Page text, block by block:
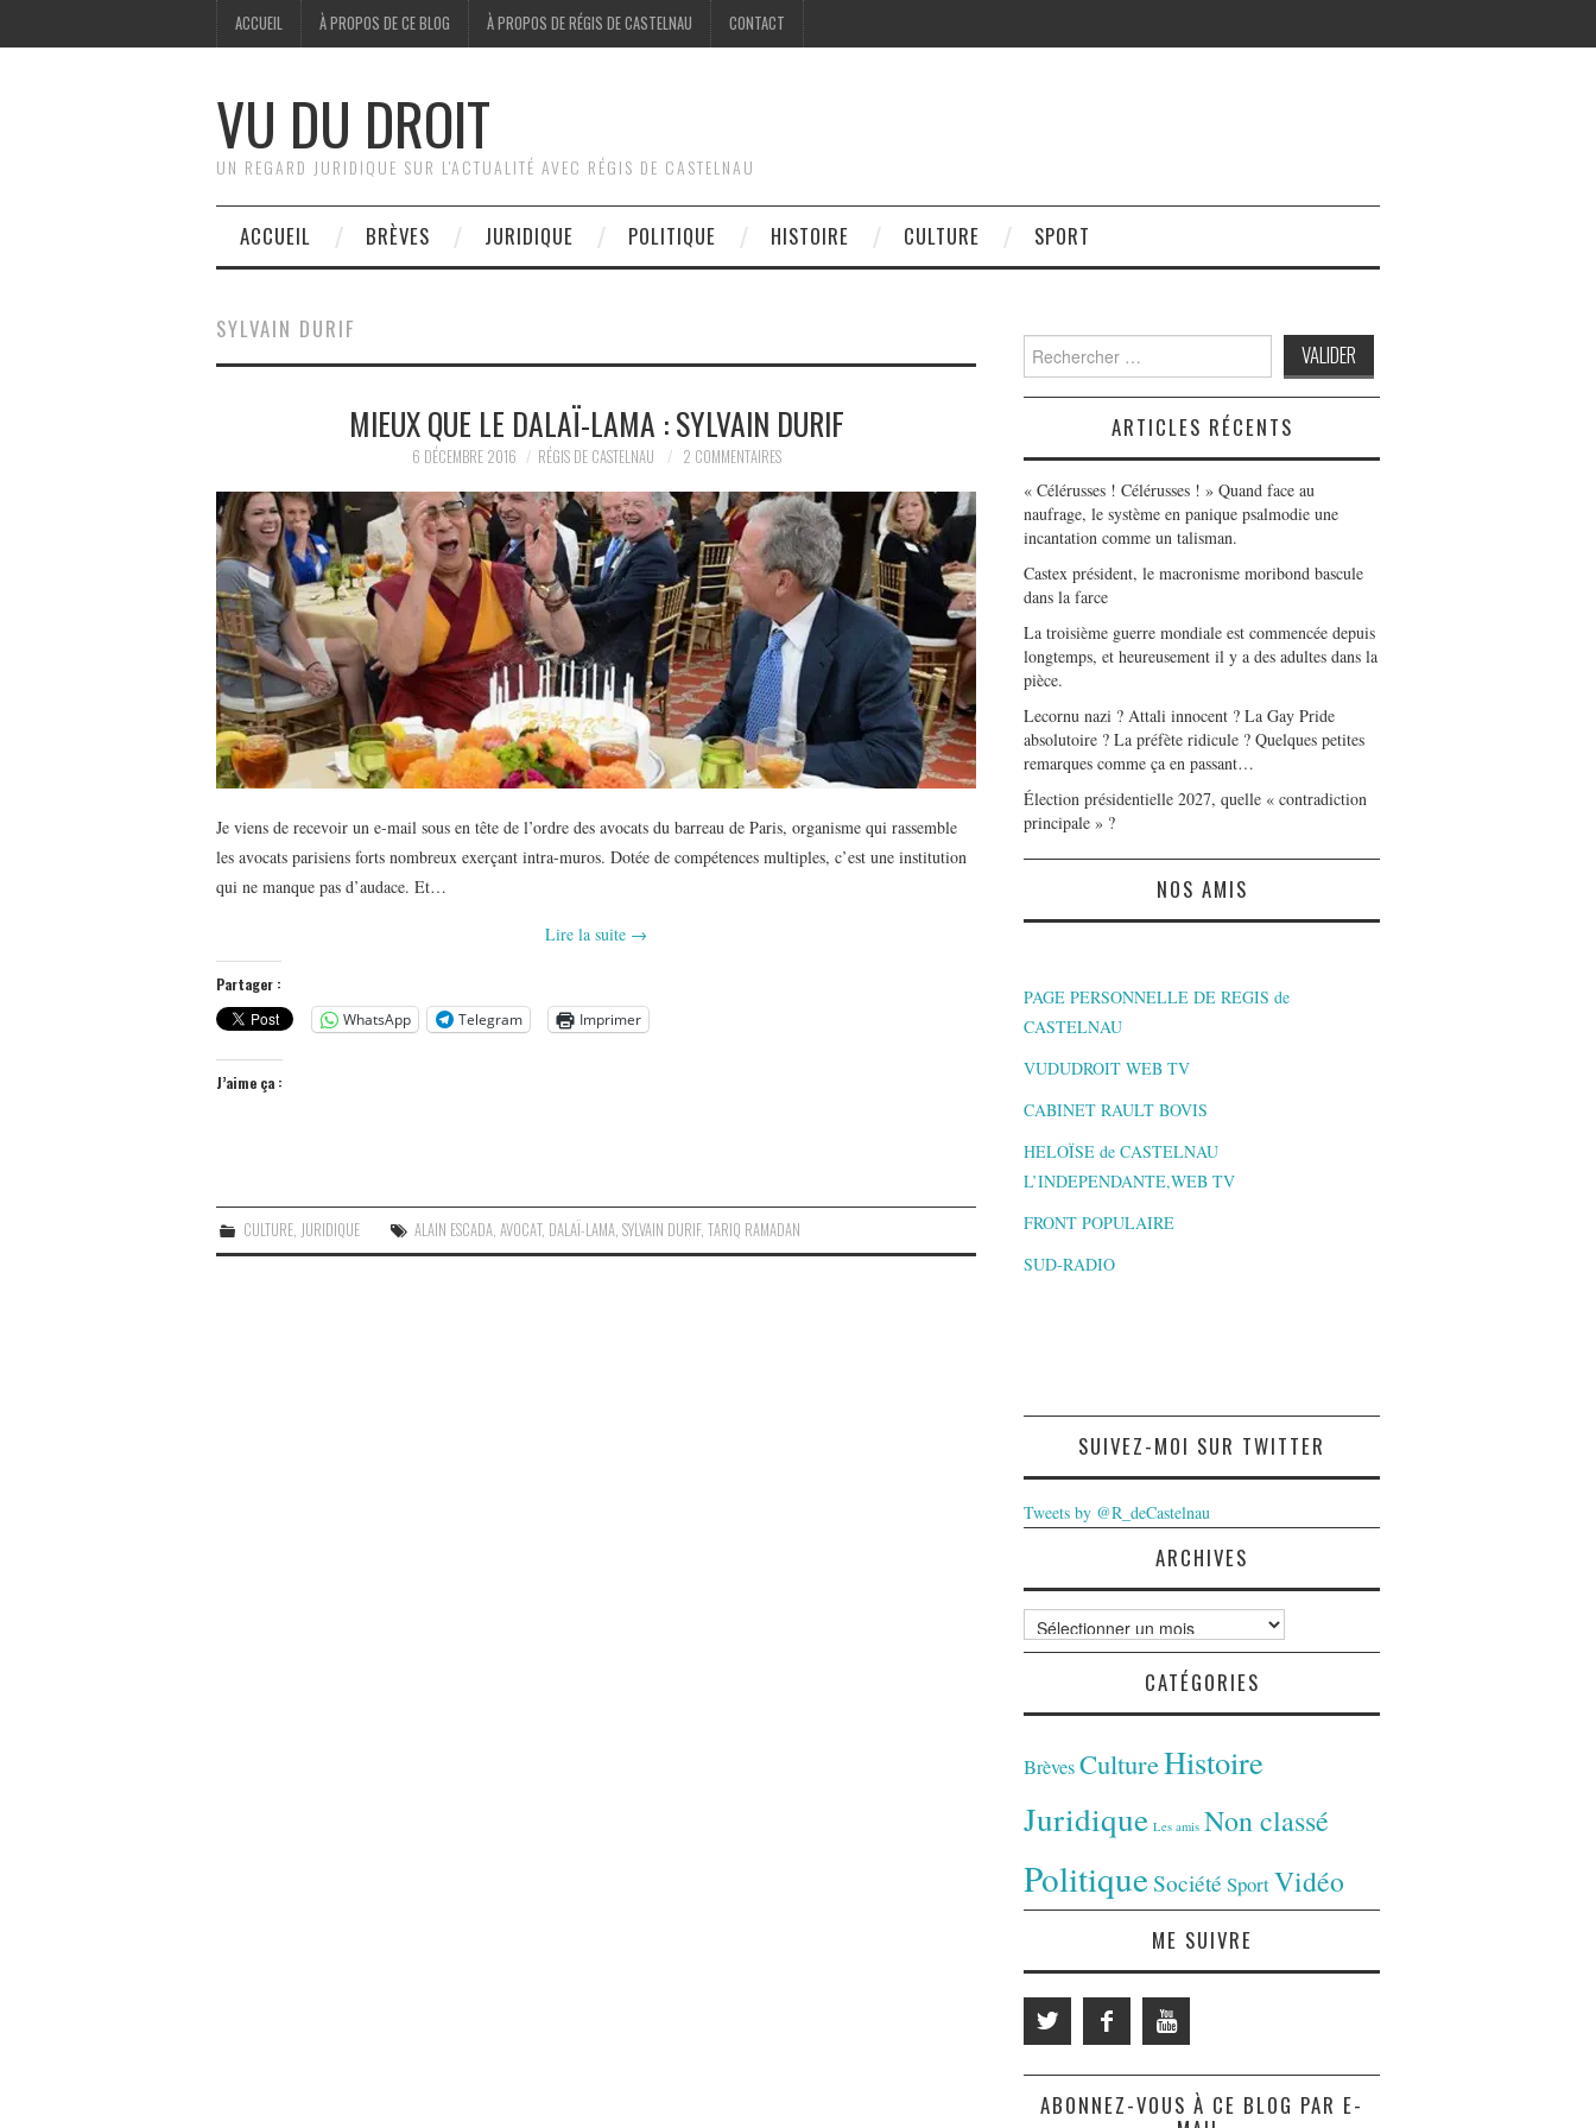
ACCUEIL À PROPOS DE CE BLOG À PROPOS DE RÉGIS DE CASTELNAU CONTACT
VU DU DROIT
UN REGARD JURIDIQUE SUR L'ACTUALITÉ AVEC RÉGIS DE CASTELNAU
ACCUEIL BRÈVES JURIDIQUE POLITIQUE HISTOIRE CULTURE SPORT
SYLVAIN DURIF
MIEUX QUE LE DALAÏ-LAMA : SYLVAIN DURIF
6 DÉCEMBRE 2016 RÉGIS DE CASTELNAU 2 COMMENTAIRES
Je viens de recevoir un e-mail sous en tête de l’ordre des avocats du barreau de Paris, organisme qui rassemble
les avocats parisiens forts nombreux exerçant intra-muros. Dotée de compétences multiples, c’est une institution
qui ne manque pas d’audace. Et…
Lire la suite →
Partager :
WhatsApp
Telegram Imprimer
J’aime ça :
CULTURE JURIDIQUE ALAIN ESCADA ,AVOCAT, DALAÏ-LAMA ,SYLVAIN DURIF,TARIQ RAMADAN
Search
for:
ARTICLES RÉCENTS
« Célérusses ! Célérusses ! » Quand face au
naufrage, le système en panique psalmodie une
incantation comme un talisman.
Castex président, le macronisme moribond bascule
dans la farce
La troisième guerre mondiale est commencée depuis
longtemps, et heureusement il y a des adultes dans la
pièce.
Lecornu nazi ? Attali innocent ? La Gay Pride
absolutoire ? La préfète ridicule ? Quelques petites
remarques comme ça en passant…
Élection présidentielle 2027, quelle « contradiction
principale » ?
NOS AMIS
PAGE PERSONNELLE DE REGIS de
CASTELNAU
VUDUDROIT WEB TV
CABINET RAULT BOVIS
HELOÏSE de CASTELNAU
L’INDEPENDANTE,WEB TV
FRONT POPULAIRE
SUD-RADIO
SUIVEZ-MOI SUR TWITTER
Tweets by @R_deCastelnau
ARCHIVES
Archives
CATÉGORIES
BrèvesCultureHistoire
Juridique Les amis Non classé
PolitiqueSociété SportVidéo
ME SUIVRE
ABONNEZ-VOUS À CE BLOG PAR E-